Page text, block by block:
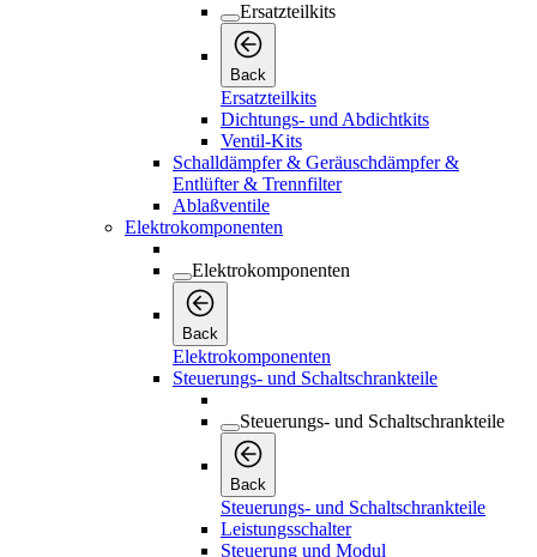
Ersatzteilkits
Back
Ersatzteilkits
Dichtungs- und Abdichtkits
Ventil-Kits
Schalldämpfer & Geräuschdämpfer &
Entlüfter & Trennfilter
Ablaßventile
Elektrokomponenten
Elektrokomponenten
Back
Elektrokomponenten
Steuerungs- und Schaltschrankteile
Steuerungs- und Schaltschrankteile
Back
Steuerungs- und Schaltschrankteile
Leistungsschalter
Steuerung und Modul